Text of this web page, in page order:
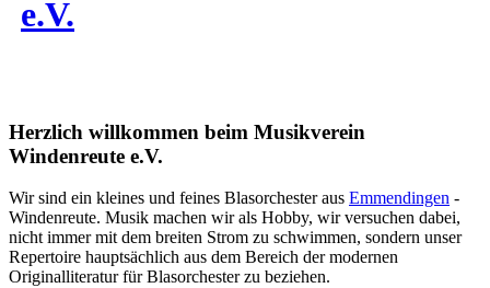
e.V.
Herzlich willkommen beim Musikverein
Windenreute e.V.
Wir sind ein kleines und feines Blasorchester aus Emmendingen -
Windenreute. Musik machen wir als Hobby, wir versuchen dabei,
nicht immer mit dem breiten Strom zu schwimmen, sondern unser
Repertoire hauptsächlich aus dem Bereich der modernen
Originalliteratur für Blasorchester zu beziehen.